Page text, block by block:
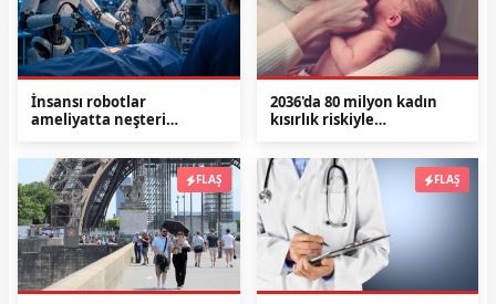
İnsansı robotlar
ameliyatta neşteri
2036'da 80 milyon kadın
kısırlık riskiyle
FLAŞ FLAŞ